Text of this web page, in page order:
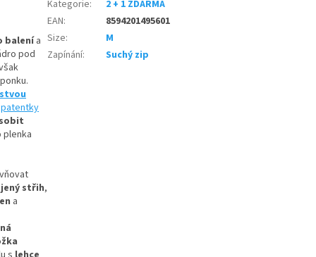
balenía
pod
patentky
plenka
střih,
a
Kategorie:
2 + 1 ZDARMA
EAN:
8594201495601
Size:
M
Zapínání: Suchý zip